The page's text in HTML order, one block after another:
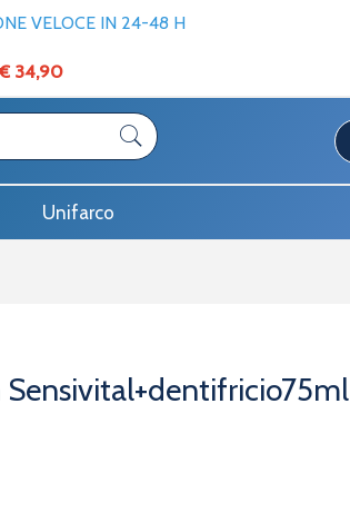
VELOCE IN 24-48 H
€ 34,90
Unifarco